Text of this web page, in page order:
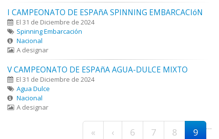
I CAMPEONATO DE ESPAñA SPINNING EMBARCACIóN
El 31 de Diciembre de 2024
Spinning Embarcación
Nacional
A designar
V CAMPEONATO DE ESPAñA AGUA-DULCE MIXTO
El 31 de Diciembre de 2024
Agua Dulce
Nacional
A designar
« ‹ …
6 7 8 9